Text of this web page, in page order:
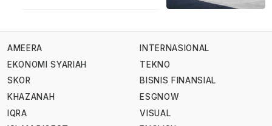
AMEERA
EKONOMI SYARIAH
SKOR
KHAZANAH
IQRA
INTERNASIONAL
TEKNO
BISNIS FINANSIAL
ESGNOW
VISUAL